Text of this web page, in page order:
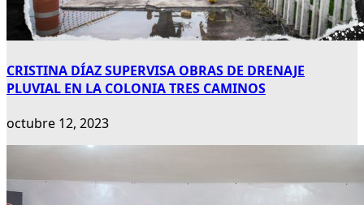
CRISTINA DÍAZ SUPERVISA OBRAS DE DRENAJE
PLUVIAL EN LA COLONIA TRES CAMINOS
octubre 12, 2023